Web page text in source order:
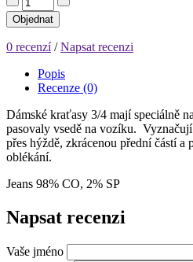
Objednat
0 recenzí/Napsat recenzi
Popis
Recenze (0)
Dámské kraťasy 3/4 mají speciálně
pasovaly vsedě na vozíku.
přes hýždě, zkrácenou přední částí a
oblékání.
Jeans 98% CO, 2% SP
Napsat recenzi
Vaše jméno